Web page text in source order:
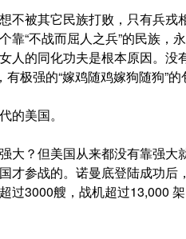
不被其它民族打败，只有兵戎
靠“不战而屈人之兵”的民族，
人的同化功夫是根本原因。
极强的“嫁鸡随鸡嫁狗随狗”的
的美国。
大？但美国从来都没有靠强大
才参战的。诺曼底登陆成功后
过3000艘，战机超过13,000